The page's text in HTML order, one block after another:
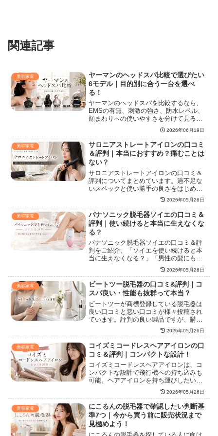
関連記事
美容家電
ヤーマンのヘッドスパ比較で選びたい
6モデル｜目的別に合う一台を選べ
る！
ヤーマンのヘッドスパを比較するなら、
EMSの有無、刺激の強さ、防水レベル、
顔まわりへの使いやすさを分けて見るこ
とが大切です。ミーゼ ニードルヘッドス
パ EMS、ニードルヘッドスパリフト、ア
クティブ、ニードルリフトブラシ、スカ
ルプリフト系の違いを整理し、価格重
視・刺激重視・多機能重視のどれを選ぶ
べきか判断できる内容にまとめました。
2026年06月19日
美容家電
サロニアストレートアイロンの口コミ
＆評判｜本当におすすめ？痛むことは
ない？
サロニアストレートアイロンの口コミ＆
評判についてまとめています。過不足な
いスペックと使い勝手の良さをはじめ、
持ち運びに便利で変圧器なしでも使える
ことから旅行者にも大絶賛。コスパの良
さで人気を博していますが、一方で
Max230℃の高温で髪が痛むのでは？と疑
問視する声も。サロニアストレートアイ
ロンのおすすめの使い方を知って美髪生
活を始めましょう。
2026年05月26日
美容家電
パナソニック脱毛器ソイエの口コミ＆
評判｜使い続けると本当に生えなくな
る？
パナソニック脱毛器ソイエの口コミ＆評
判をご紹介。「ソイエを使い続けると本
当に生えなくなる？」「男性の髭にも使
える？」「埋没毛が増える？」「痛
い？」という疑問についてお答えしま
す。ソイエの魅力も余すところなく伝授
していますから、ぜひ参考にしてくださ
い。あなたにぴったりの家庭用脱毛器を
一緒に探しましょう。
2026年05月26日
美容家電
ビートツー脱毛器の口コミ&評判｜コ
スパ良い・性能も抜群って本当？
ビートツーが商標登録している脱毛器は
良い口コミと悪い口コミが様々投稿され
ています。評判の良い製品ですが、購入
前には否定的な意見もしっかり見ておき
ましょう。本記事で紹介するビートツー
脱毛器の製品概要とレビューを知れば、
購入後のトラブルを防げます。ビートツ
ー脱毛器の本当の姿を、多角的に受け止
めましょう。
2026年05月26日
美容家電
コイズミコードレスヘアアイロンの口
コミ＆評判｜コンパクトな設計！
コイズミコードレスヘアアイロンは、コ
ンパクトな設計で飛行機への持ち込みも
可能。ヘアアイロンを持ち運びしたい人
におすすめの商品ですが、購入において
は悪い口コミも含めて検討するのが大切
です。本記事ではコイズミコードレスヘ
アアイロンの口コミや機能などを詳しく
解説しています。
2026年05月26日
美容家電
にこるんの脱毛器で確認したい判断基
準7つ｜今から買う前に販売状況まで
見極めよう！